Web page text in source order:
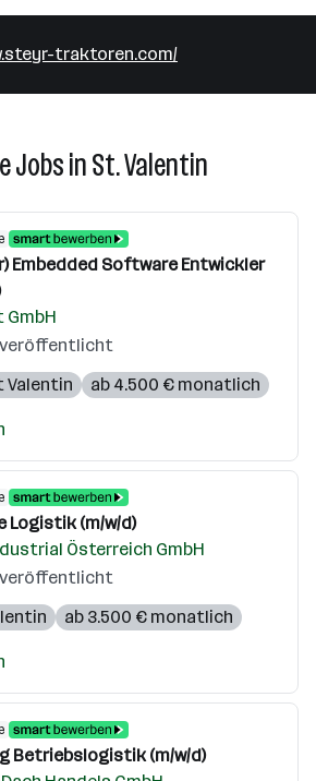
traktoren.com/
Jobs in St. Valentin
Embedded Software Entwickler
GmbH
Valentin
ab 4.500 € monatlich
Logistik (m/w/d)
Österreich GmbH
ab 3.500 € monatlich
Betriebslogistik (m/w/d)